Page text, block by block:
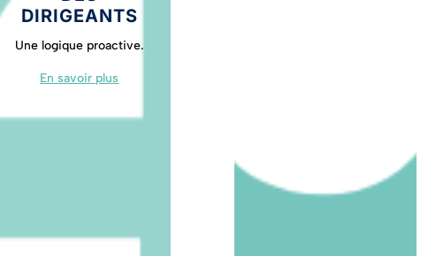
DIRIGEANTS
Une logique proactive.
En savoir plus